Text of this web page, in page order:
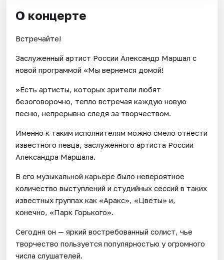
О концерте
Встречайте!
Заслуженный артист России Александр Маршал с
новой программой «Мы вернемся домой!
»Есть артисты, которых зрители любят
безоговорочно, тепло встречая каждую новую
песню, непрерывно следя за творчеством.
Именно к таким исполнителям можно смело отнести
известного певца, заслуженного артиста России
Александра Маршала.
В его музыкальной карьере было невероятное
количество выступлений и студийных сессий в таких
известных группах как «Аракс», «Цветы» и,
конечно, «Парк Горького».
Сегодня он — яркий востребованный солист, чье
творчество пользуется популярностью у огромного
числа слушателей.